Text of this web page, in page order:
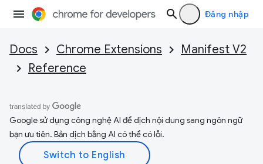
Đăng nhập
Docs Chrome Extensions
Manifest V2
Reference
Google sử dụng công nghệ AI để dịch nội dung sang ngôn ngữ
bạn ưu tiên. Bản dịch bằng AI có thể có lỗi.